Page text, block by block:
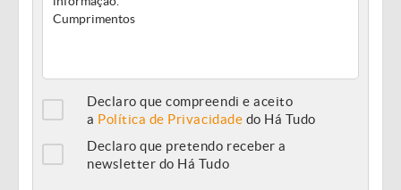
Declaro que compreendi e aceito
a Política de Privacidade do Há Tudo
Declaro que pretendo receber a
newsletter do Há Tudo